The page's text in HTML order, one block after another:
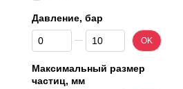
Давление, бар
От Давление, бар
До Давление, бар OK
Максимальный размер
частиц, мм